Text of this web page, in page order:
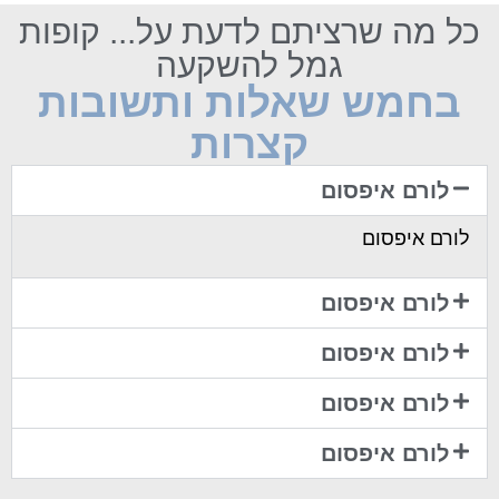
כל מה שרציתם לדעת על... קופות
גמל להשקעה
בחמש שאלות ותשובות
קצרות
לורם איפסום
לורם איפסום
לורם איפסום
לורם איפסום
לורם איפסום
לורם איפסום